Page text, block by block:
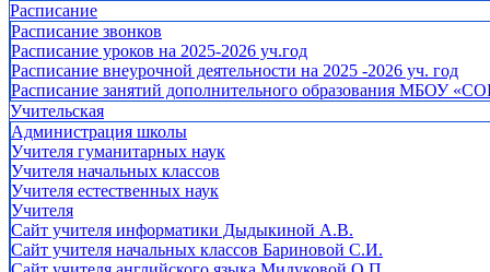
Расписание
Расписание звонков
Расписание уроков на 2025-2026 уч.год
Расписание внеурочной деятельности на 2025 -2026 уч. год
Расписание занятий дополнительного образования МБОУ
Учительская
Администрация школы
Учителя гуманитарных наук
Учителя начальных классов
Учителя естественных наук
Учителя
Cайт учителя информатики Дыдыкиной А.В.
Сайт учителя начальных классов Бариновой С.И.